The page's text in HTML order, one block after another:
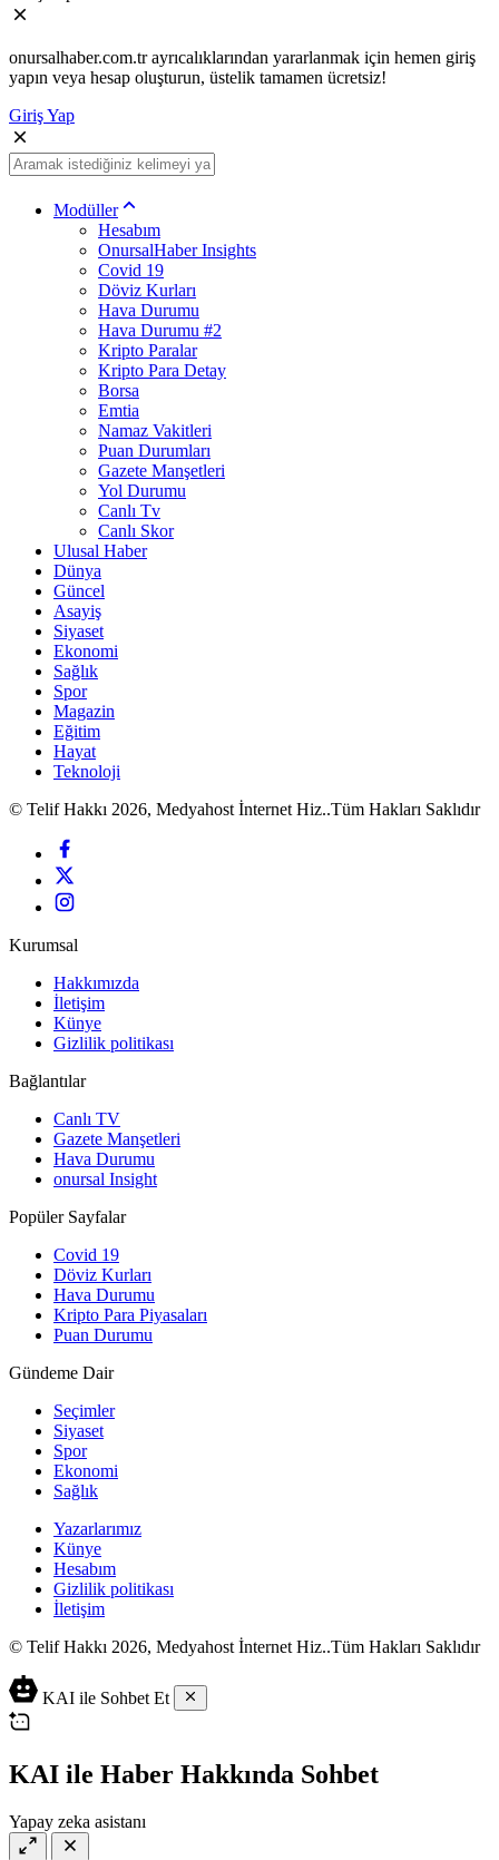
onursalhaber.com.tr ayrıcalıklarından yararlanmak için hemen giriş
yapın veya hesap oluşturun, üstelik tamamen ücretsiz!
Giriş Yap
Modüller
Hesabım
OnursalHaber Insights
Covid 19
Döviz Kurları
Hava Durumu
Hava Durumu #2
Kripto Paralar
Kripto Para Detay
Borsa
Emtia
Namaz Vakitleri
Puan Durumları
Gazete Manşetleri
Yol Durumu
Canlı Tv
Canlı Skor
Ulusal Haber
Dünya
Güncel
Asayiş
Siyaset
Ekonomi
Sağlık
Spor
Magazin
Eğitim
Hayat
Teknoloji
© Telif Hakkı 2026, Medyahost İnternet Hiz..Tüm Hakları Saklıdır
Kurumsal
Hakkımızda
İletişim
Künye
Gizlilik politikası
Bağlantılar
Canlı TV
Gazete Manşetleri
Hava Durumu
onursal Insight
Popüler Sayfalar
Covid 19
Döviz Kurları
Hava Durumu
Kripto Para Piyasaları
Puan Durumu
Gündeme Dair
Seçimler
Siyaset
Spor
Ekonomi
Sağlık
Yazarlarımız
Künye
Hesabım
Gizlilik politikası
İletişim
© Telif Hakkı 2026, Medyahost İnternet Hiz..Tüm Hakları Saklıdır
casino
siteleri
casino
2023
lordcasino
canlı
casino
siteleri
iyi
casino
vdcasino
vdcasino
ev
yapımı
salça
KAI ile Sohbet Et
KAI ile Haber Hakkında Sohbet
Yapay zeka asistanı